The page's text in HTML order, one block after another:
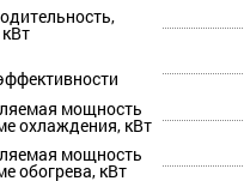
мощность
охлаждения, кВт
мощность
обогрева, кВт